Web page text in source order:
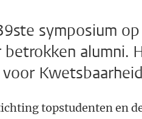
symposium
alumni.
topstudenten en